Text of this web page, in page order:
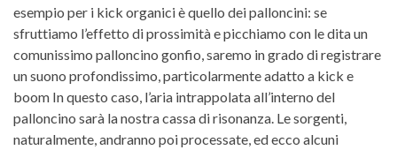
esempio per i kick organici è quello dei palloncini: se
sfruttiamo l’effetto di prossimità e picchiamo con le dita un
comunissimo palloncino gonfio, saremo in grado di registrare
un suono profondissimo, particolarmente adatto a kick e
boom In questo caso, l’aria intrappolata all’interno del
palloncino sarà la nostra cassa di risonanza. Le sorgenti,
naturalmente, andranno poi processate, ed ecco alcuni